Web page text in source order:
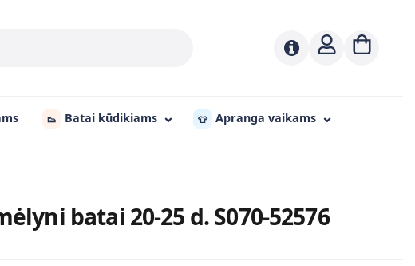
👟 Batai kūdikiams 👕 Apranga vaikams
batai 20-25 d. S070-52576